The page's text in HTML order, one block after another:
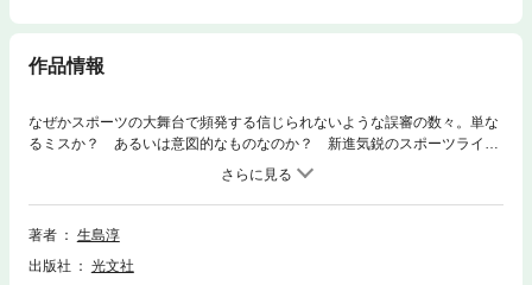
作品情報
なぜかスポーツの大舞台で頻発する信じられないような誤審の数々。単な
るミスか？ あるいは意図的なものなのか？ 新進気鋭のスポーツライタ
著者
生島淳
出版社
光文社